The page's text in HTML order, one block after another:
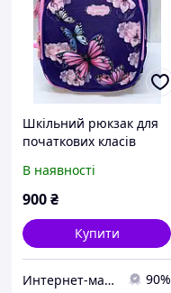
Шкільний рюкзак для
початкових класів
В наявності
900₴
Купити
Интернет-магазин ChicCarry 90%